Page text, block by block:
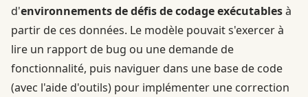
d'environnements de défis de codage exécutablesà
partir de ces données. Le modèle pouvait s'exercer à
lire un rapport de bug ou une demande de
fonctionnalité, puis naviguer dans une base de code
(avec l'aide d'outils) pour implémenter une correction